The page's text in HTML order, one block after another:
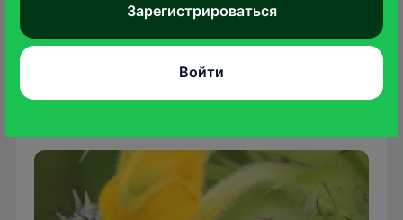
растениях. Куколка прикрепляется к
растениям.
Зарегистрироваться
Войти